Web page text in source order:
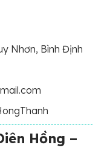
Nhơn, Bình Định
Hồng –